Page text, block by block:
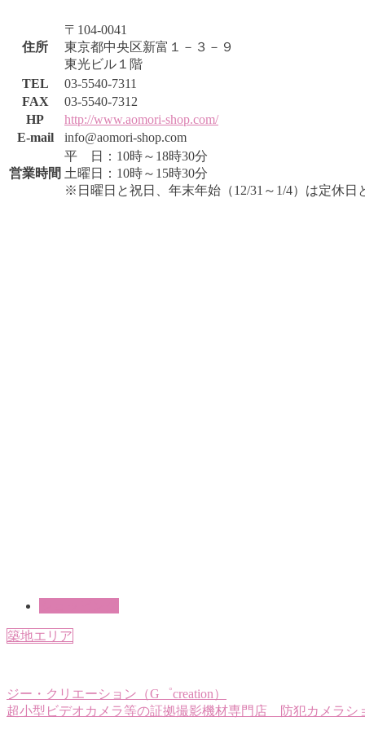
住所
〒104-0041
東京都中央区新富１－３－９
東光ビル１階
TEL
03-5540-7311
FAX
03-5540-7312
HP
http://www.aomori-shop.com/
E-mail
info@aomori-shop.com
営業時間
平 日：10時～18時30分
土曜日：10時～15時30分
※日曜日と祝日、年末年始（12/31～1/4）は定休日
築地エリア
ジー・クリエーション（G゜creation）
超小型ビデオカメラ等の証拠撮影機材専門店 防犯カメラシ